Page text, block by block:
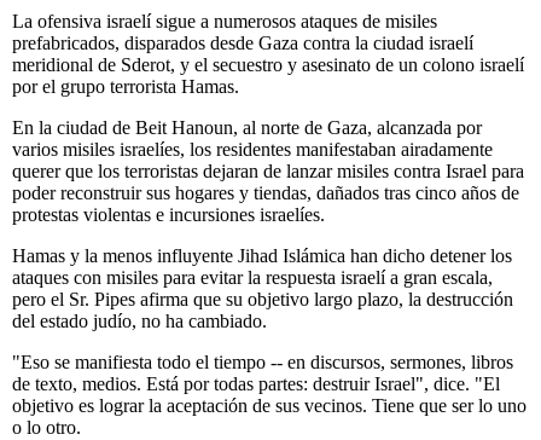
La ofensiva israelí sigue a numerosos ataques de misiles
prefabricados, disparados desde Gaza contra la ciudad israelí
meridional de Sderot, y el secuestro y asesinato de un colono israelí
por el grupo terrorista Hamas.
En la ciudad de Beit Hanoun, al norte de Gaza, alcanzada por
varios misiles israelíes, los residentes manifestaban airadamente
querer que los terroristas dejaran de lanzar misiles contra Israel para
poder reconstruir sus hogares y tiendas, dañados tras cinco años de
protestas violentas e incursiones israelíes.
Hamas y la menos influyente Jihad Islámica han dicho detener los
ataques con misiles para evitar la respuesta israelí a gran escala,
pero el Sr. Pipes afirma que su objetivo largo plazo, la destrucción
del estado judío, no ha cambiado.
"Eso se manifiesta todo el tiempo -- en discursos, sermones, libros
de texto, medios. Está por todas partes: destruir Israel", dice. "El
objetivo es lograr la aceptación de sus vecinos. Tiene que ser lo uno
o lo otro.